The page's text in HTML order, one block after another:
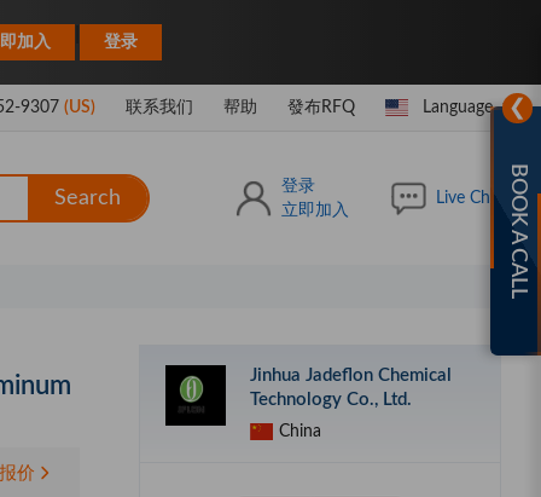
加入 登录
9307(US) 联系我们 帮助 發布RFQ Language
Search
登录
立即加入
Live Chat
❯
BOOK A CALL
价
Jinhua Jadeflon Chemical
Technology Co., Ltd.
China